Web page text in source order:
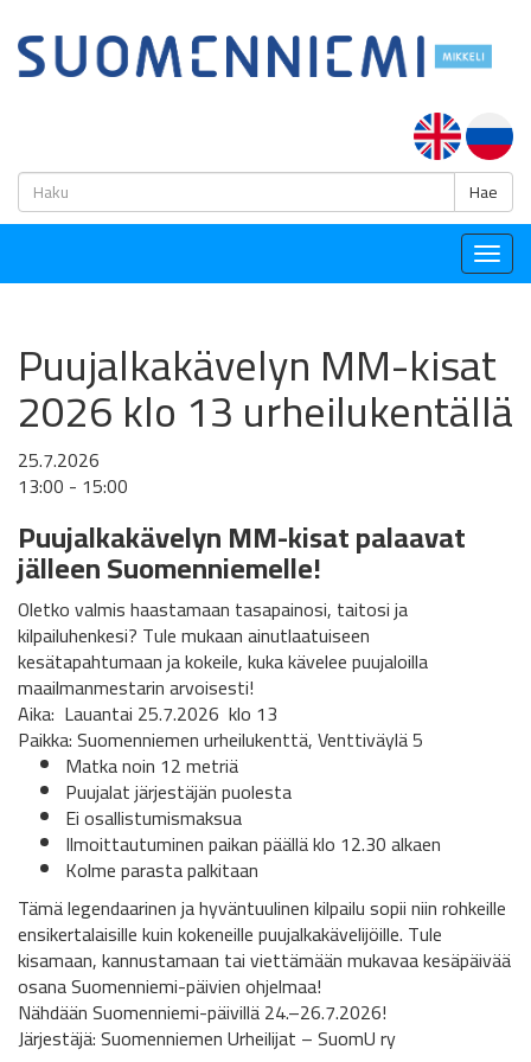
Hae
Puujalkakävelyn MM-kisat
2026 klo 13 urheilukentällä
25.7.2026
13:00 - 15:00
Puujalkakävelyn MM-kisat palaavat
jälleen Suomenniemelle!
Oletko valmis haastamaan tasapainosi, taitosi ja
kilpailuhenkesi? Tule mukaan ainutlaatuiseen
kesätapahtumaan ja kokeile, kuka kävelee puujaloilla
maailmanmestarin arvoisesti!
Aika: Lauantai 25.7.2026 klo 13
Paikka: Suomenniemen urheilukenttä, Venttiväylä 5
Matka noin 12 metriä
Puujalat järjestäjän puolesta
Ei osallistumismaksua
Ilmoittautuminen paikan päällä klo 12.30 alkaen
Kolme parasta palkitaan
Tämä legendaarinen ja hyväntuulinen kilpailu sopii niin rohkeille
ensikertalaisille kuin kokeneille puujalkakävelijöille. Tule
kisamaan, kannustamaan tai viettämään mukavaa kesäpäivää
osana Suomenniemi-päivien ohjelmaa!
Nähdään Suomenniemi-päivillä 24.–26.7.2026!
Järjestäjä:Suomenniemen Urheilijat – SuomUry